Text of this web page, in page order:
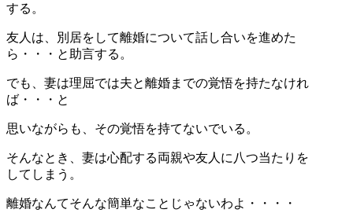
する。
友人は、別居をして離婚について話し合いを進めた
ら・・・と助言する。
でも、妻は理屈では夫と離婚までの覚悟を持たなけれ
ば・・・と
思いながらも、その覚悟を持てないでいる。
そんなとき、妻は心配する両親や友人に八つ当たりを
してしまう。
離婚なんてそんな簡単なことじゃないわよ・・・・